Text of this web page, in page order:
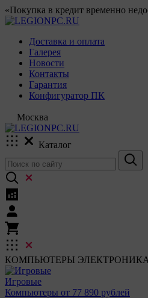
«Покупка в кредит временно
Доставка и оплата
Галерея
Новости
Контакты
Гарантия
Конфигуратор ПК
Москва
Каталог
КОМПЬЮТЕРЫ ЭЛЕКТРОНИКА
Игровые
Компьютеры от 77 890 рублей